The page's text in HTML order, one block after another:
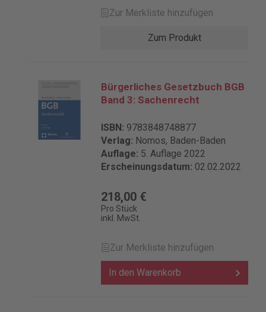
Auseinandersetzung mit den vielen
Besonderheiten einer Immobilie. Die
objektspezifischer
größere Bedeutung ein als bisher.
Darüber hinaus werden die
Besonderheiten der steuerlichen
insbesondere für erbschafts- und
schenkungssteuerliche, aber auch für
grunderwerbssteuerliche Zwecke. Alle
praxisrelevanten Fragen werden
zahlreichen ausführlichen Beispielen
aus der Praxis des Sachverständigen
anschaulich dargestellt. Ihre Vorteile:
werden zeitnah eingepflegt -
umfassende Kommentierung der
Wertermittlungsverfahren nach der
Zur Merkliste hinzufügen
Zum Produkt
Bürgerliches Gesetzbuch BGB
Band 3: Sachenrecht
ISBN: 9783848748877
Verlag: Nomos, Baden-Baden
Auflage: 5. Auflage 2022
Erscheinungsdatum: 02.02.2022
218,00 €
Pro Stück
inkl. MwSt.
Zur Merkliste hinzufügen
In den Warenkorb